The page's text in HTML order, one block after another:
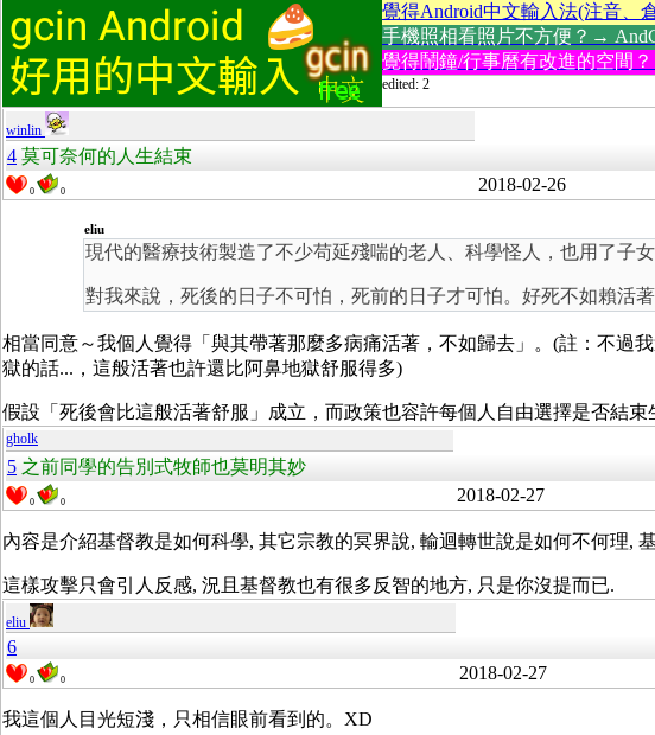
覺得Android中文輸入法(注音、
手機照相看照片不方便？→
覺得鬧鐘/行事曆有改進的空間
edited: 2
winlin
4 莫可奈何的人生結束
0 0 2018-02-26
eliu
現代的醫療技術製造了不少苟延殘喘的老人、科學怪人，也用了子
對我來說，死後的日子不可怕，死前的日子才可怕。好死不如賴活
相當同意～我個人覺得「與其帶著那麼多病痛活著，不如歸去」。(註：不過
獄的話...，這般活著也許還比阿鼻地獄舒服得多)
假設「死後會比這般活著舒服」成立，而政策也容許每個人自由選擇是否結
gholk
5 之前同學的告別式牧師也莫明其妙
0 0 2018-02-27
內容是介紹基督教是如何科學, 其它宗教的冥界說, 輸迴轉世說是如何不何理,
這樣攻擊只會引人反感, 況且基督教也有很多反智的地方, 只是你沒提而已.
eliu
6
0 0 2018-02-27
我這個人目光短淺，只相信眼前看到的。XD